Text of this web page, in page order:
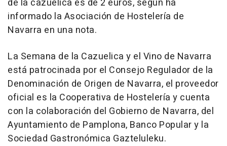
de la cazuelica es de 2 euros, según ha
informado la Asociación de Hostelería de
Navarra en una nota.
La Semana de la Cazuelica y el Vino de Navarra
está patrocinada por el Consejo Regulador de la
Denominación de Origen de Navarra, el proveedor
oficial es la Cooperativa de Hostelería y cuenta
con la colaboración del Gobierno de Navarra, del
Ayuntamiento de Pamplona, Banco Popular y la
Sociedad Gastronómica Gazteluleku.